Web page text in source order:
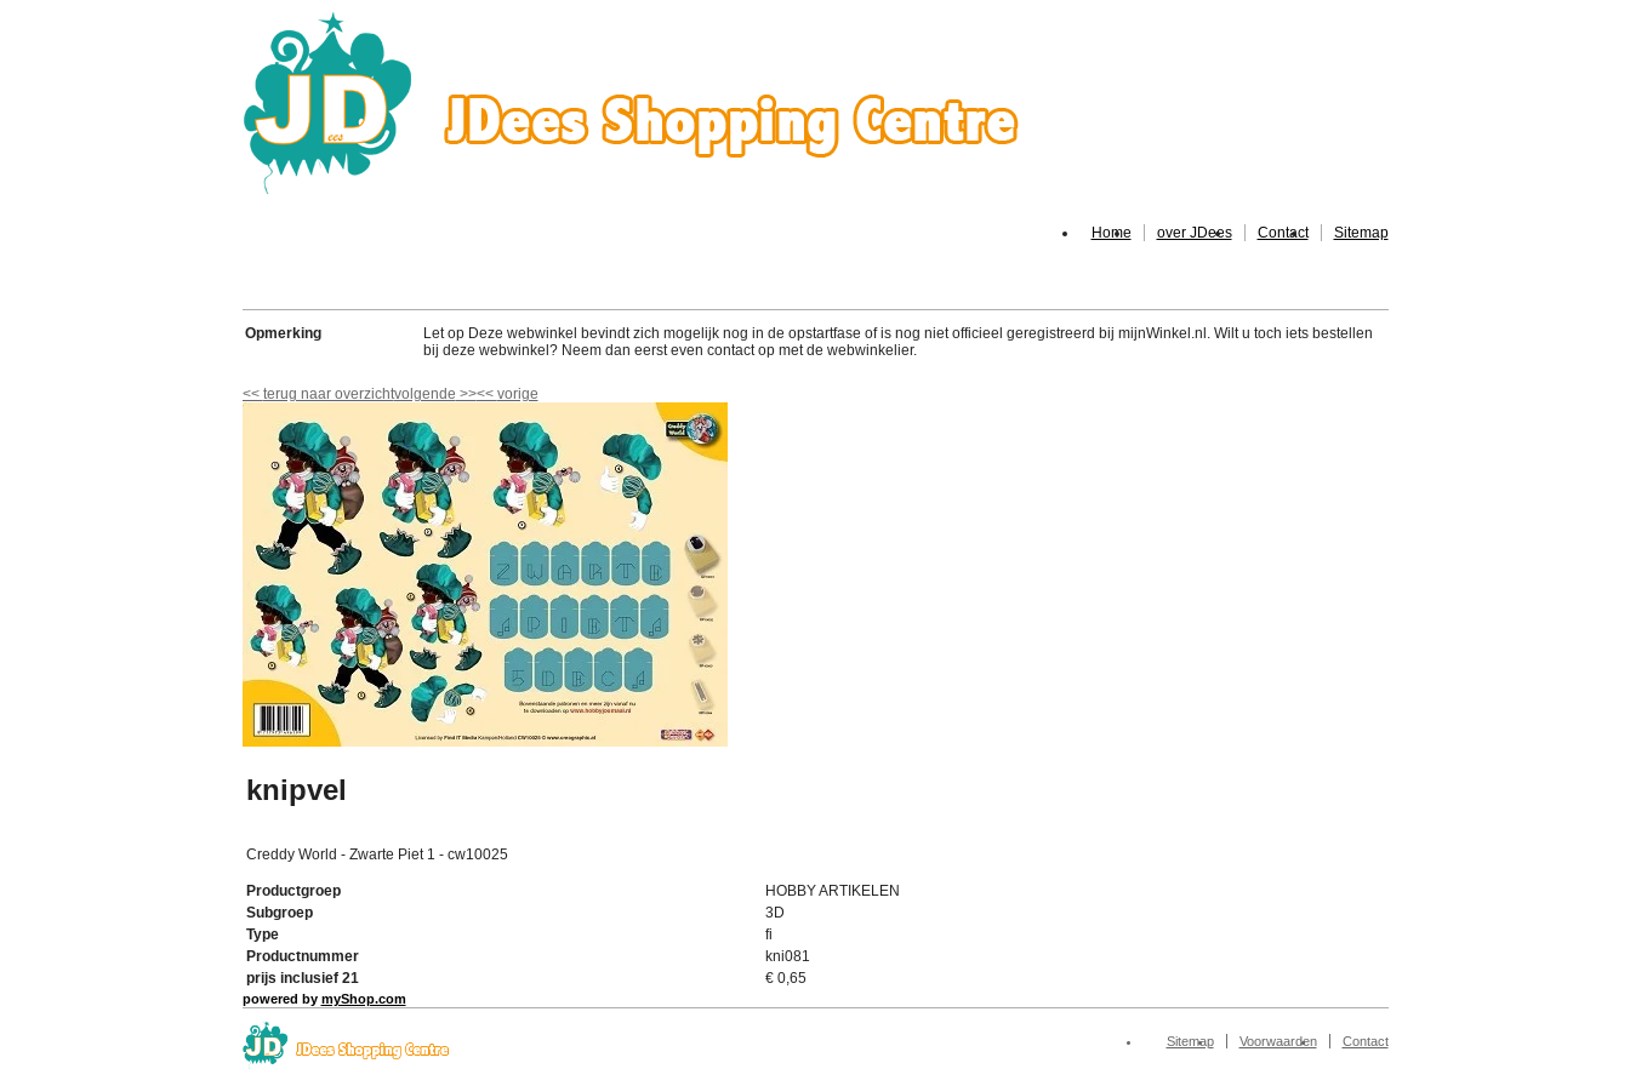
Home over JDees Contact Sitemap
Opmerking
Let op Deze webwinkel bevindt zich mogelijk nog in de opstartfase of is nog niet officieel geregistreerd bij mijnWinkel.nl. Wilt u toch iets bestellen
bij deze webwinkel? Neem dan eerst even contact op met de webwinkelier.
<< terug naar overzichtvolgende >><< vorige
knipvel
Creddy World - Zwarte Piet 1 - cw10025
Productgroep
HOBBY ARTIKELEN
Subgroep
3D
Type
fi
Productnummer
kni081
prijs inclusief 21
€ 0,65
powered by myShop.com
Sitemap Voorwaarden Contact